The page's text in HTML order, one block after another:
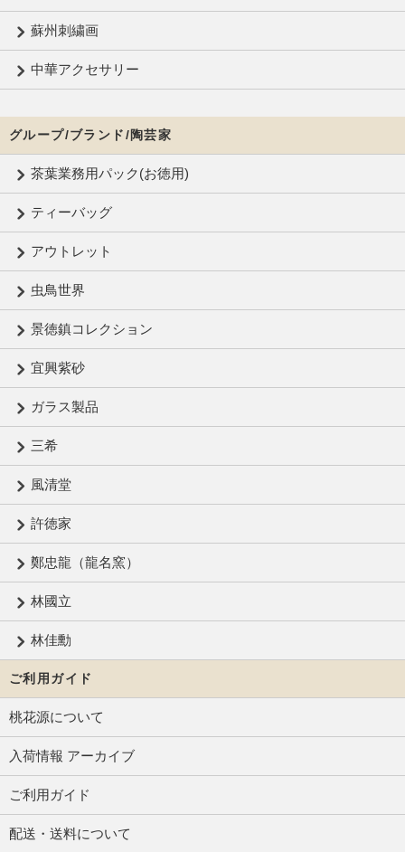
蘇州刺繍画
中華アクセサリー
グループ/ブランド/陶芸家
茶葉業務用パック(お徳用)
ティーバッグ
アウトレット
虫鳥世界
景徳鎮コレクション
宜興紫砂
ガラス製品
三希
風清堂
許徳家
鄭忠龍（龍名窯）
林國立
林佳勳
ご利用ガイド
桃花源について
入荷情報 アーカイブ
ご利用ガイド
配送・送料について